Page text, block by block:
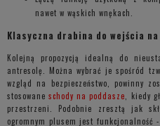
nawet w wąskich wnękach.
Klasyczna drabina do wejścia
Kolejną propozycją idealną do
antresolę. Można wybrać je spośród
wzgląd na bezpieczeństwo, powinny
stosowaneschody na poddasze , kiedy
przestrzeni. Podobnie zresztą jak
ogromnym plusem jest funkcjonalność